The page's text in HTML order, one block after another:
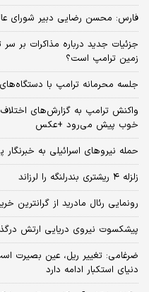
فارس: محسن رضایی دبیر شورای
جزئیات جدید درباره مذاکرات بر
زمین ترامپ است؟
جلسه محرمانه ترامپ با دستگاه‌های
واکنش ترامپ به گزارش‌های
خوب پیش می‌رود +عکس
حمله نیروهای اسرائیلی به
زلزله ۴ ریشتری بندرلنگه را لرزاند
رونمایی رئال مادرید از گرانترین
پیشکسوت نیروی دریایی ارتش
ضرغامی: تغییر ریل، عین بصیرت
دنیای استکبار ادامه دارد